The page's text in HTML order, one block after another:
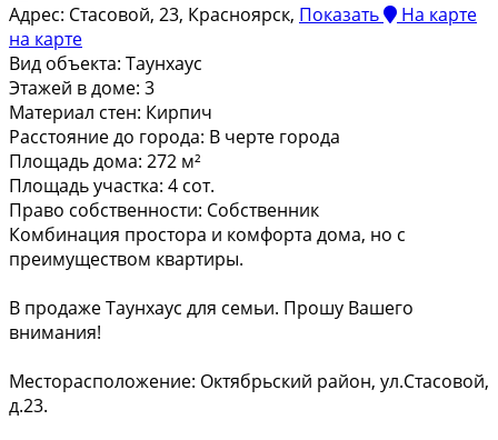
Адрес: Стасовой, 23, Красноярск, Показать
На карте
на карте
Вид объекта: Таунхаус
Этажей в доме: 3
Материал стен: Кирпич
Расстояние до города: В черте города
Площадь дома: 272 м²
Площадь участка: 4 сот.
Право собственности: Собственник
Комбинация простора и комфорта дома, но с
преимуществом квартиры.
В продаже Таунхаус для семьи. Прошу Вашего
внимания!
Месторасположение: Октябрьский район, ул.Стасовой,
д.23.